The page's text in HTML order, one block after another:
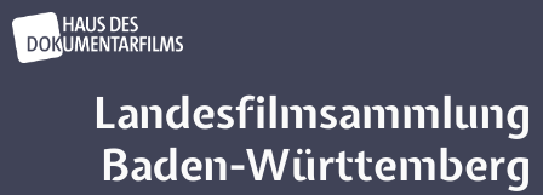
Landesfilmsammlung
Baden-Württemberg